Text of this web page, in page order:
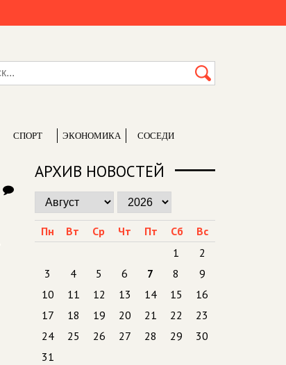
СПОРТ ЭКОНОМИКА СОСЕДИ
АРХИВ НОВОСТЕЙ
Пн Вт Ср Чт Пт Сб
Вс
1
2
3
4 5 6 7 8
9
10
11 12 13 14 15
16
17
18 19 20 21 22
23
24
25 26 27 28 29
30
31